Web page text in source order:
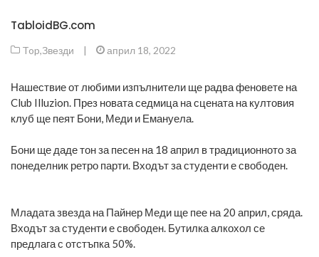
TabloidBG.com
Top,Звезди | април 18, 2022
Нашествие от любими изпълнители ще радва феновете на
Club Illuzion. През новата седмица на сцената на култовия
клуб ще пеят Бони, Меди и Емануела.
Бони ще даде тон за песен на 18 април в традиционното за
понеделник ретро парти. Входът за студенти е свободен.
Младата звезда на Пайнер Меди ще пее на 20 април, сряда.
Входът за студенти е свободен. Бутилка алкохол се
предлага с отстъпка 50%.